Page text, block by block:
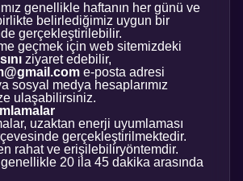
genellikle haftanın her günü ve
belirlediğimiz uygun bir
gerçekleştirilebilir.
geçmek için web sitemizdeki
ziyaret edebilir,
e-posta adresi
sosyal medya hesaplarımız
ulaşabilirsiniz.
uzaktan enerji uyumlaması
gerçekleştirilmektedir.
rahat ve erişilebiliryöntemdir.
20 ila 45 dakika arasında